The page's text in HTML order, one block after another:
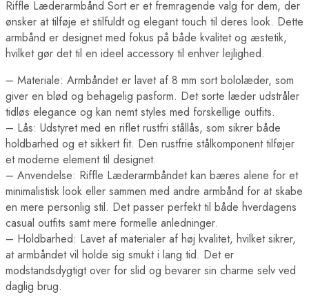
Riffle Læderarmbånd Sort er et fremragende valg for dem, der
ønsker at tilføje et stilfuldt og elegant touch til deres look. Dette
armbånd er designet med fokus på både kvalitet og æstetik,
hvilket gør det til en ideel accessory til enhver lejlighed.
– Materiale: Armbåndet er lavet af 8 mm sort bololæder, som
giver en blød og behagelig pasform. Det sorte læder udstråler
tidløs elegance og kan nemt styles med forskellige outfits.
– Lås: Udstyret med en riflet rustfri stållås, som sikrer både
holdbarhed og et sikkert fit. Den rustfrie stålkomponent tilføjer
et moderne element til designet.
– Anvendelse: Riffle Læderarmbåndet kan bæres alene for et
minimalistisk look eller sammen med andre armbånd for at skabe
en mere personlig stil. Det passer perfekt til både hverdagens
casual outfits samt mere formelle anledninger.
– Holdbarhed: Lavet af materialer af høj kvalitet, hvilket sikrer,
at armbåndet vil holde sig smukt i lang tid. Det er
modstandsdygtigt over for slid og bevarer sin charme selv ved
daglig brug.